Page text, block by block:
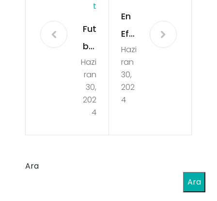
T
Fut
bol
ve
Glo
bal
Mar
kal
Hazi
ran
30,
202
4
En
Efs
ane
vi
Fut
bol
çlar
Hazi
ran
30,
202
4
Ara
Ara